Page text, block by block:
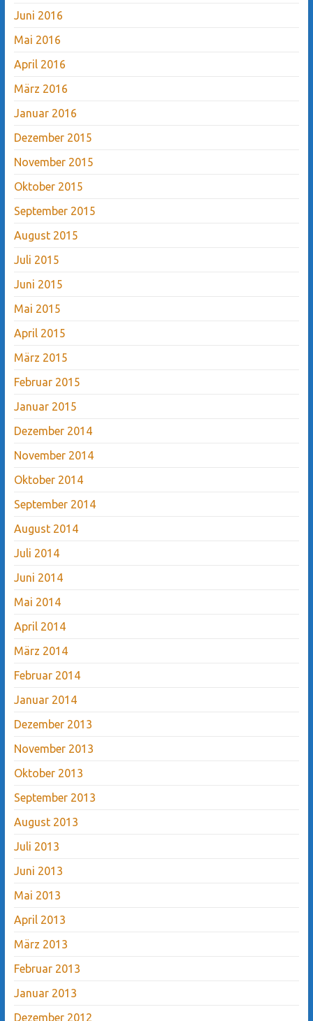
Juni 2016
Mai 2016
April 2016
März 2016
Januar 2016
Dezember 2015
November 2015
Oktober 2015
September 2015
August 2015
Juli 2015
Juni 2015
Mai 2015
April 2015
März 2015
Februar 2015
Januar 2015
Dezember 2014
November 2014
Oktober 2014
September 2014
August 2014
Juli 2014
Juni 2014
Mai 2014
April 2014
März 2014
Februar 2014
Januar 2014
Dezember 2013
November 2013
Oktober 2013
September 2013
August 2013
Juli 2013
Juni 2013
Mai 2013
April 2013
März 2013
Februar 2013
Januar 2013
Dezember 2012